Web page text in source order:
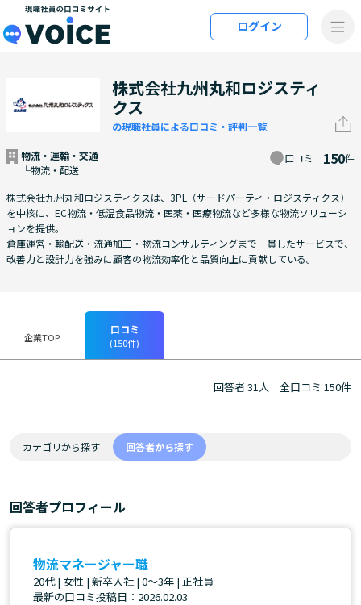
メインコンテンツにスキップ
ログイン
株式会社九州丸和ロジスティ
クス
の現職社員による口コミ・評判一覧
物流・運輸・交通
└物流・配送
口コミ 150件
株式会社九州丸和ロジスティクスは、3PL（サードパーティ・ロジスティクス）
を中核に、EC物流・低温食品物流・医薬・医療物流など多様な物流ソリューシ
ョンを提供。
倉庫運営・輸配送・流通加工・物流コンサルティングまで一貫したサービスで、
改善力と設計力を強みに顧客の物流効率化と品質向上に貢献している。
企業TOP
口コミ
(150件)
回答者 31人 全口コミ 150件
カテゴリから探す 回答者から探す
回答者プロフィール
物流マネージャー職
20代 | 女性 | 新卒入社 | 0～3年 | 正社員
最新の口コミ投稿日：2026.02.03